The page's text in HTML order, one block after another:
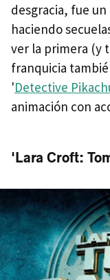
desgracia, fue
haciendo
ver la primera (y
franquicia
'Detective
animación con
'Lara Croft: